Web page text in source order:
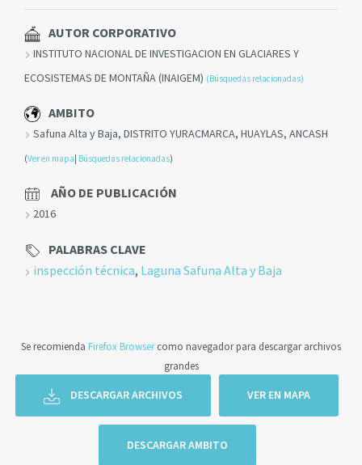
AUTOR CORPORATIVO
INSTITUTO NACIONAL DE INVESTIGACION EN GLACIARES Y
ECOSISTEMAS DE MONTAÑA (INAIGEM) (Búsquedas relacionadas)
AMBITO
Safuna Alta y Baja, DISTRITO YURACMARCA, HUAYLAS, ANCASH
(Ver en mapa Búsquedas relacionadas)
AÑO DE PUBLICACIÓN
2016
PALABRAS CLAVE
inspección técnica, Laguna Safuna Alta y Baja
Se recomienda Firefox Browsercomo navegador para descargar archivos
grandes
DESCARGAR ARCHIVOS VER EN MAPA
DESCARGAR AMBITO